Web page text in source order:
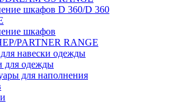
шкафов D 360/D 360
шкафов
PARTNER RANGE
навески одежды
для одежды
для наполнения